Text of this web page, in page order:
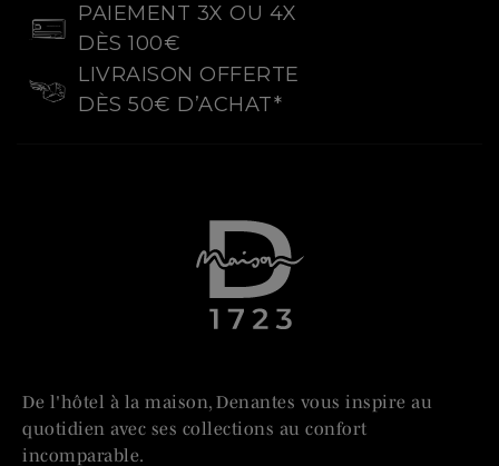
PAIEMENT 3X OU 4X
DÈS 100€
LIVRAISON OFFERTE
DÈS 50€ D’ACHAT*
De l'hôtel à la maison, Denantes vous inspire au
quotidien avec ses collections au confort
incomparable.